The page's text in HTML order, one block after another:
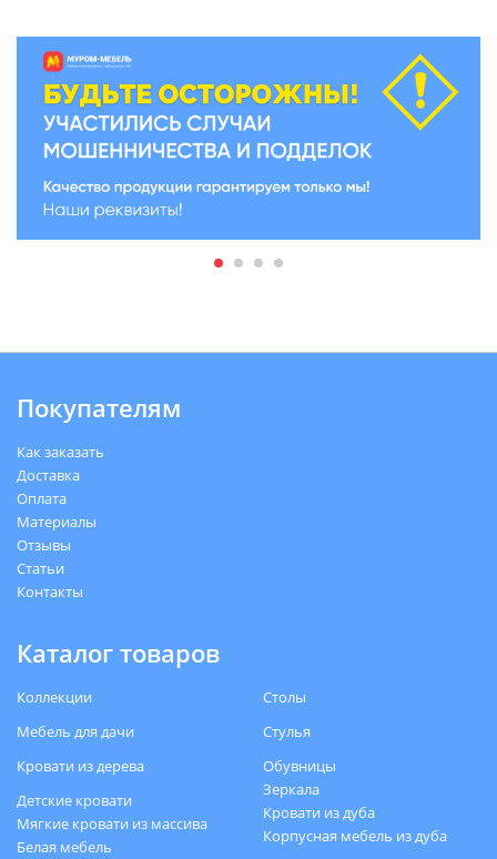
Покупателям
Как заказать
Доставка
Оплата
Материалы
Отзывы
Статьи
Контакты
Каталог товаров
Коллекции
Мебель для дачи
Кровати из дерева
Детские кровати
Мягкие кровати из массива
Белая мебель
Столы
Стулья
Обувницы
Зеркала
Кровати из дуба
Корпусная мебель из дуба